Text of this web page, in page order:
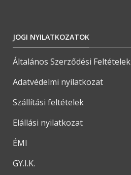
JOGI NYILATKOZATOK
Általános Szerződési Feltételek
Adatvédelmi nyilatkozat
Szállítási feltételek
Elállási nyilatkozat
ÉMI
GY.I.K.